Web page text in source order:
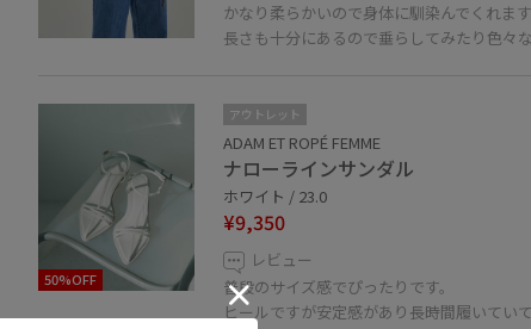
かなり柔らかいので身体に馴染んでくれます
長さも十分にあるので垂らしてみたり色々
50%OFF
アウトレット
ADAM ET ROPÉ FEMME
ナローラインサンダル
ホワイト / 23.0
¥9,350
レビュー
普段のサイズ感でぴったりです。
ヒールですが安定感があり長時間履いてい